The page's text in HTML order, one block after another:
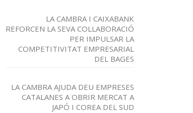
LA CAMBRA I CAIXABANK
REFORCEN LA SEVA COL·LABORACIÓ
PER IMPULSAR LA
COMPETITIVITAT EMPRESARIAL
DEL BAGES
LA CAMBRA AJUDA DEU EMPRESES
CATALANES A OBRIR MERCAT A
JAPÓ I COREA DEL SUD